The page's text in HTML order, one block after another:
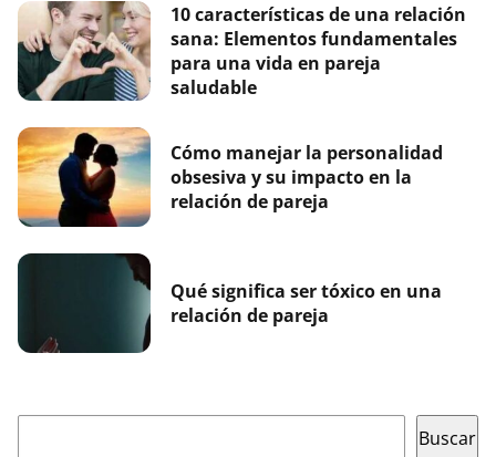
10 características de una relación
sana: Elementos fundamentales
para una vida en pareja
saludable
Cómo manejar la personalidad
obsesiva y su impacto en la
relación de pareja
Qué significa ser tóxico en una
relación de pareja
Buscar